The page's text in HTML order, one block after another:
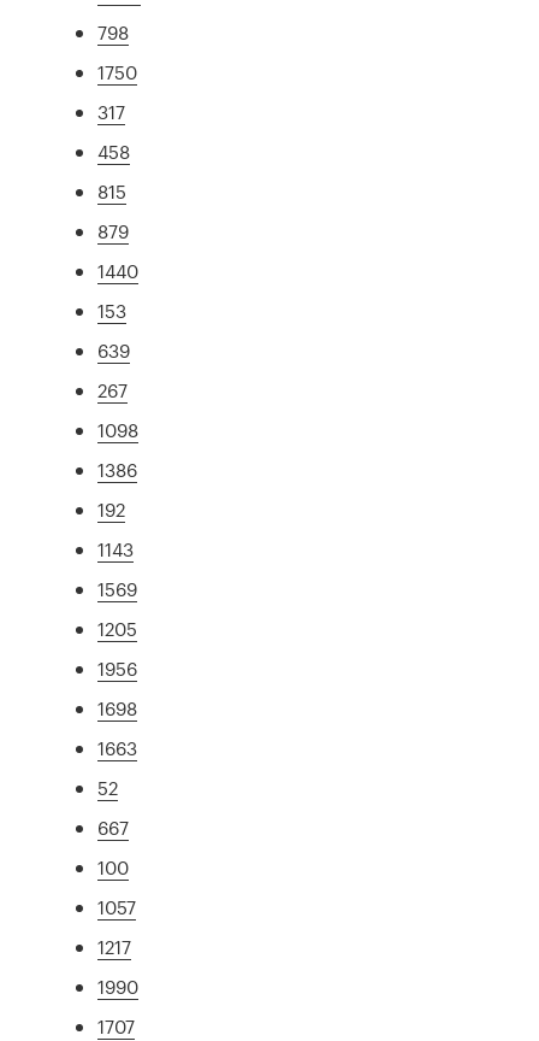
798
1750
317
458
815
879
1440
153
639
267
1098
1386
192
1143
1569
1205
1956
1698
1663
52
667
100
1057
1217
1990
1707